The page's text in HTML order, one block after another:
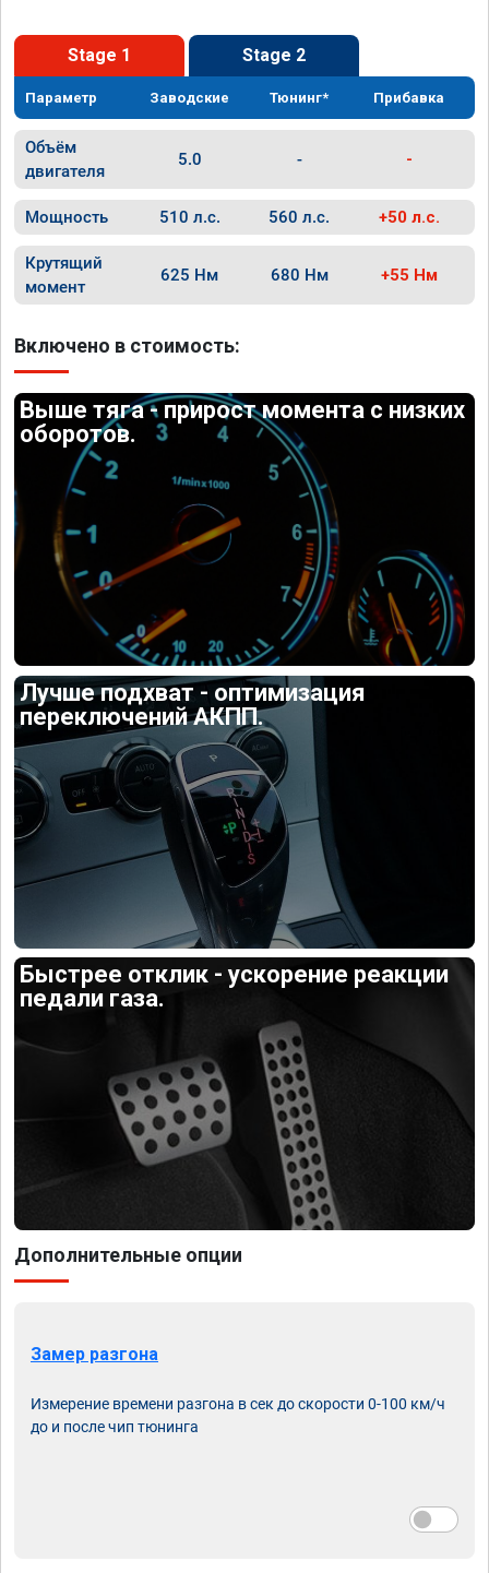
Stage 1 Stage 2
Параметр Заводские Тюнинг* Прибавка
Объём
двигателя
5.0 - -
Мощность 510 л.с. 560 л.с. +50 л.с.
Крутящий
момент
625 Нм 680 Нм +55 Нм
Включено в стоимость:
Выше тяга - прирост момента с низких
оборотов.
Лучше подхват - оптимизация
переключений АКПП.
Быстрее отклик - ускорение реакции
педали газа.
Дополнительные опции
Замер разгона
Измерение времени разгона в сек до скорости 0-100 км/ч
до и после чип тюнинга